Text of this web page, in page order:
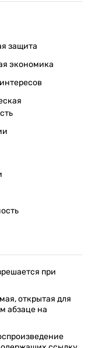
защита
экономика
при
открытая для
абзаце на